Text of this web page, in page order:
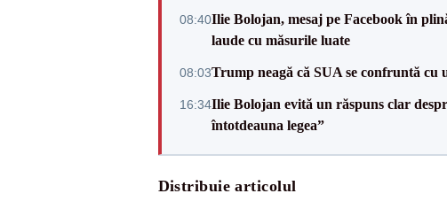
08:40Ilie Bolojan, mesaj pe Facebook în
laude cu măsurile luate
08:03Trump neagă că SUA se confruntă cu
16:34Ilie Bolojan evită un răspuns clar
întotdeauna legea”
Distribuie articolul